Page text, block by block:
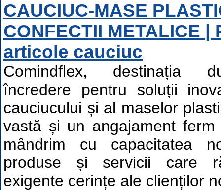
CAUCIUC-MASE
CONFECTII METALICE |
articole cauciuc
Comindflex, destinația
încredere pentru soluții
cauciucului și al maselor
vastă și un angajament
mândrim cu capacitatea
produse și servicii care
exigente cerințe ale clienților